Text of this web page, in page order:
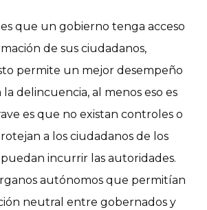
que un gobierno tenga acceso
de sus ciudadanos,
permite un mejor desempeño
delincuencia, al menos eso es
es que no existan controles o
a los ciudadanos de los
incurrir las autoridades.
autónomos que permitían
neutral entre gobernados y